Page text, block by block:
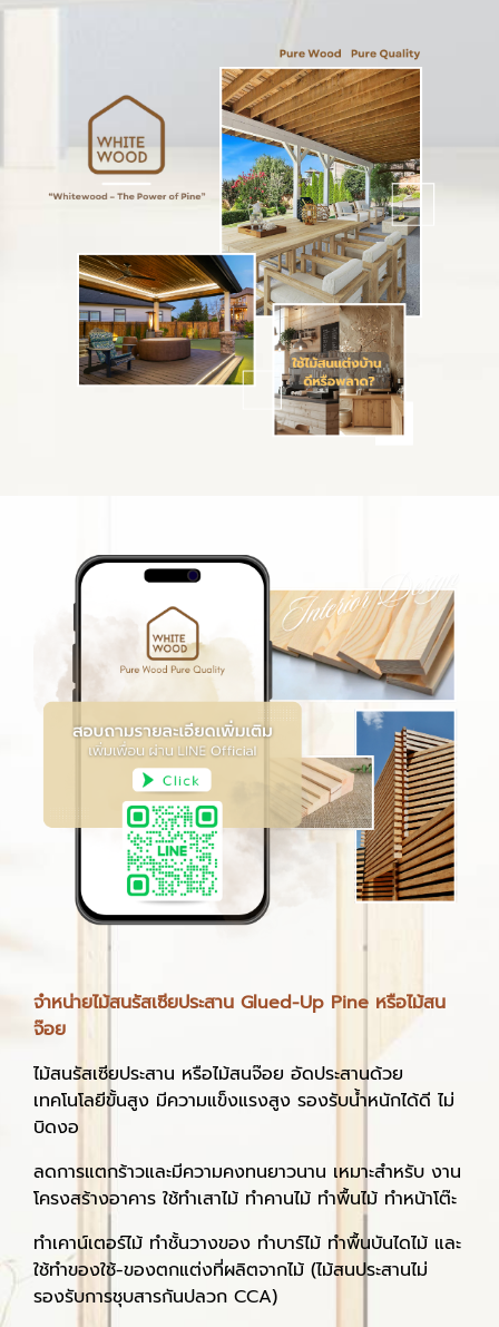
จำหน่ายไม้สนรัสเซียประสาน Glued-Up Pine หรือไม้สน
จ๊อย
ไม้สนรัสเซียประสาน หรือไม้สนจ๊อย อัดประสานด้วย
เทคโนโลยีขั้นสูง มีความแข็งแรงสูง รองรับน้ำหนักได้ดี ไม่
บิดงอ
ลดการแตกร้าวและมีความคงทนยาวนาน เหมาะสำหรับ งาน
โครงสร้างอาคาร ใช้ทำเสาไม้ ทำคานไม้ ทำพื้นไม้ ทำหน้าโต๊ะ
ทำเคาน์เตอร์ไม้ ทำชั้นวางของ ทำบาร์ไม้ ทำพื้นบันไดไม้ และ
ใช้ทำของใช้-ของตกแต่งที่ผลิตจากไม้ (ไม้สนประสานไม่
รองรับการชุบสารกันปลวก CCA)